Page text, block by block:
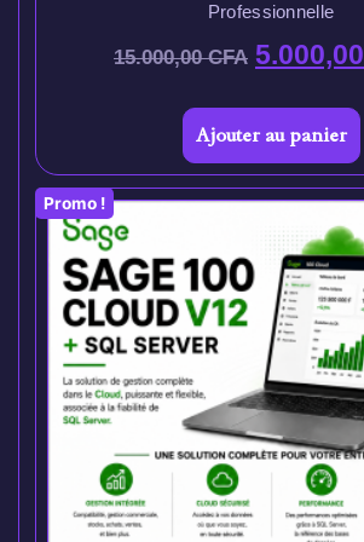
Professionnelle
15.000,00CFA 5.000,00
Ajouter au panier
Promo !